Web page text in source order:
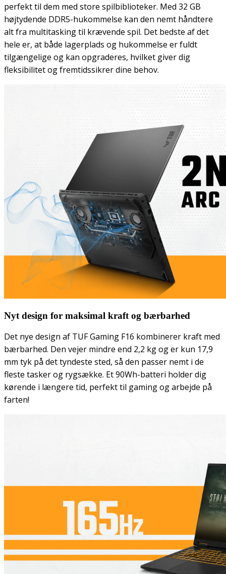
perfekt til dem med store spilbiblioteker. Med 32 GB
højtydende DDR5-hukommelse kan den nemt håndtere
alt fra multitasking til krævende spil. Det bedste af det
hele er, at både lagerplads og hukommelse er fuldt
tilgængelige og kan opgraderes, hvilket giver dig
fleksibilitet og fremtidssikrer dine behov.
Nyt design for maksimal kraft og bærbarhed
Det nye design af TUF Gaming F16 kombinerer kraft med
bærbarhed. Den vejer mindre end 2,2 kg og er kun 17,9
mm tyk på det tyndeste sted, så den passer nemt i de
fleste tasker og rygsække. Et 90Wh-batteri holder dig
kørende i længere tid, perfekt til gaming og arbejde på
farten!